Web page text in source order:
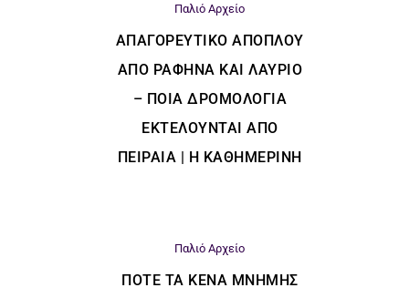
Παλιό Αρχείο
ΑΠΑΓΟΡΕΥΤΙΚΌ ΑΠΌΠΛΟΥ
ΑΠΌ ΡΑΦΉΝΑ ΚΑΙ ΛΑΎΡΙΟ
– ΠΟΙΑ ΔΡΟΜΟΛΌΓΙΑ
ΕΚΤΕΛΟΎΝΤΑΙ ΑΠΌ
ΠΕΙΡΑΙΆ | Η ΚΑΘΗΜΕΡΙΝΗ
Παλιό Αρχείο
ΠΌΤΕ ΤΑ ΚΕΝΆ ΜΝΉΜΗΣ